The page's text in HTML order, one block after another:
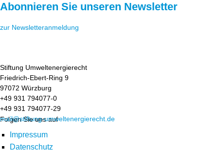
Abonnieren Sie unseren Newsletter
zur Newsletteranmeldung
Stiftung Umweltenergierecht
Friedrich-Ebert-Ring 9
97072 Würzburg
+49 931 794077-0
+49 931 794077-29
mail@stiftung-umweltenergierecht.de
Folgen Sie uns auf
Impressum
Datenschutz